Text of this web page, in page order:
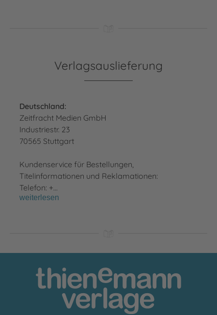
Verlagsauslieferung
Deutschland:
Zeitfracht Medien GmbH
Industriestr. 23
70565 Stuttgart
Kundenservice für Bestellungen,
Titelinformationen und Reklamationen:
Telefon: +…
weiterlesen